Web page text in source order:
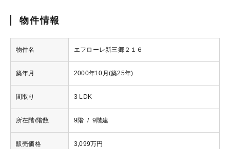
物件情報
物件名 エフローレ新三郷２１６
築年月 2000年10月(築25年)
間取り 3 LDK
所在階/階数 9階 / 9階建
販売価格 3,099万円